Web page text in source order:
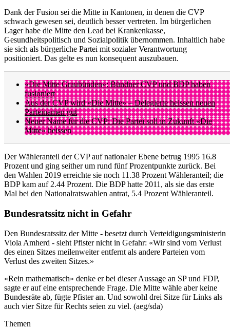
Dank der Fusion sei die Mitte in Kantonen, in denen die CVP
schwach gewesen sei, deutlich besser vertreten. Im bürgerlichen
Lager habe die Mitte den Lead bei Krankenkasse,
Gesundheitspolitisch und Sozialpolitik übernommen. Inhaltlich habe
sie sich als bürgerliche Partei mit sozialer Verantwortung
positioniert. Das gelte es nun konsequent auszubauen.
«Die Mitte Graubünden»: Bündner CVP und BDP haben
fusioniert
Aus der CVP wird «Die Mitte» – Delegierte heissen neuen
Parteinamen gut
Neuer Name für die CVP: Die Partei soll in Zukunft «Die
Mitte» heissen
Der Wähleranteil der CVP auf nationaler Ebene betrug 1995 16.8
Prozent und ging seither um rund fünf Prozentpunkte zurück. Bei
den Wahlen 2019 erreichte sie noch 11.38 Prozent Wähleranteil; die
BDP kam auf 2.44 Prozent. Die BDP hatte 2011, als sie das erste
Mal bei den Nationalratswahlen antrat, 5.4 Prozent Wähleranteil.
Bundesratssitz nicht in Gefahr
Den Bundesratssitz der Mitte - besetzt durch Verteidigungsministerin
Viola Amherd - sieht Pfister nicht in Gefahr: «Wir sind vom Verlust
des einen Sitzes meilenweiter entfernt als andere Parteien vom
Verlust des zweiten Sitzes.»
«Rein mathematisch» denke er bei dieser Aussage an SP und FDP,
sagte er auf eine entsprechende Frage. Die Mitte wähle aber keine
Bundesräte ab, fügte Pfister an. Und sowohl drei Sitze für Links als
auch vier Sitze für Rechts seien zu viel. (aeg/sda)
Themen